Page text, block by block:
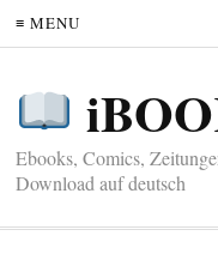
≡ MENU
Ebooks, Comics,
Download auf deutsch